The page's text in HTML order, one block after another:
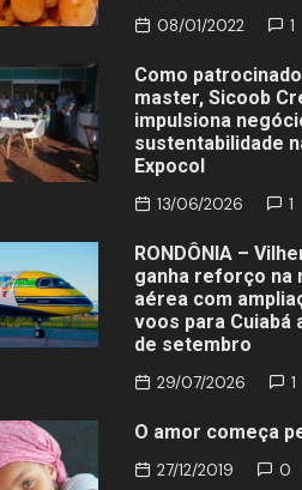
é agredida
de
em bar
Política
Honda
ferido
03/08/
08/01/2022 1
Como
master, Sicoob
impulsiona
sustentabilidade
Expocol
13/06/2026 1
RONDÔNIA –
ganha reforço na
aérea com
voos para Cuiabá
de setembro
29/07/2026 1
O amor começa
27/12/2019 0